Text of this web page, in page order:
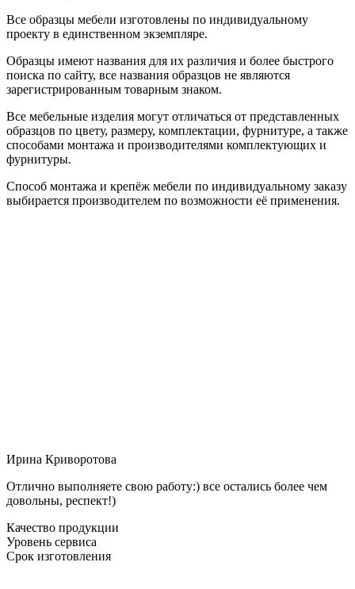
Все образцы мебели изготовлены по индивидуальному
проекту в единственном экземпляре.
Образцы имеют названия для их различия и более быстрого
поиска по сайту, все названия образцов не являются
зарегистрированным товарным знаком.
Все мебельные изделия могут отличаться от представленных
образцов по цвету, размеру, комплектации, фурнитуре, а также
способами монтажа и производителями комплектующих и
фурнитуры.
Способ монтажа и крепёж мебели по индивидуальному заказу
выбирается производителем по возможности её применения.
Ирина Криворотова
Отлично выполняете свою работу:) все остались более чем
довольны, респект!)
Качество продукции
Уровень сервиса
Срок изготовления